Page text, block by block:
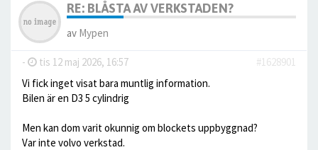
RE: BLÅSTA AV VERKSTADEN?
av Mypen
- tis 12 maj 2026, 16:57
#1628901
Vi fick inget visat bara muntlig information.
Bilen är en D3 5 cylindrig
Men kan dom varit okunnig om blockets uppbyggnad?
Var inte volvo verkstad.